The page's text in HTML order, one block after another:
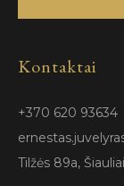
Kontaktai
+370 620 93634
Tilžės 89a,